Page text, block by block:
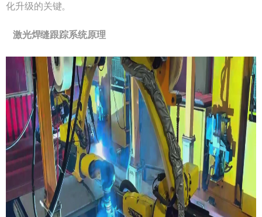
化升级的关键。
激光焊缝跟踪系统原理